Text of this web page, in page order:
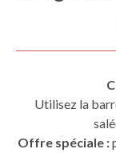
Utilisez la
Offre spéciale :